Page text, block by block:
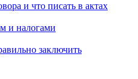
и что писать в актах
и налогами
заключить